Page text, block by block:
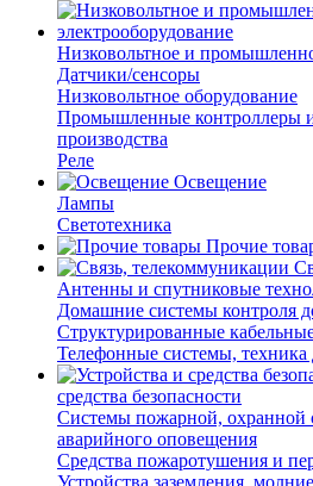
Низковольтное и
Датчики/сенсоры
Низковольтное оборудование
Промышленные контроллеры и
производства
Реле
Освещение
Лампы
Светотехника
Прочие
Антенны и спутниковые
Домашние системы контроля
Структурированные
Телефонные системы, техника
средства безопасности
Системы пожарной, охранной
аварийного оповещения
Средства пожаротушения и
Устройства заземления,